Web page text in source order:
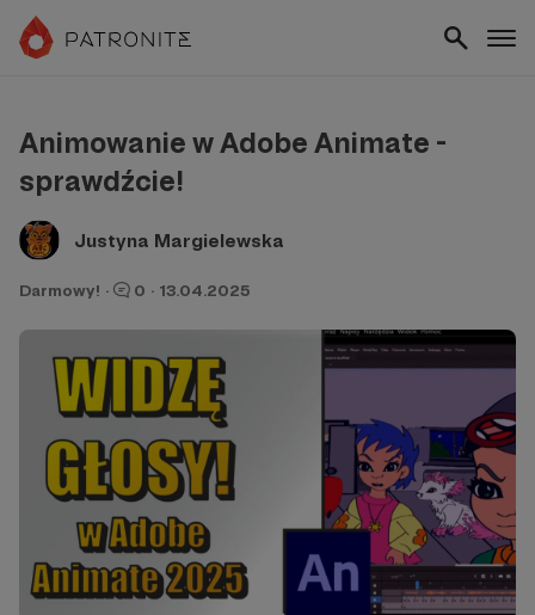
Animowanie w Adobe Animate -
sprawdźcie!
Justyna Margielewska
Darmowy! · 0 · 13.04.2025